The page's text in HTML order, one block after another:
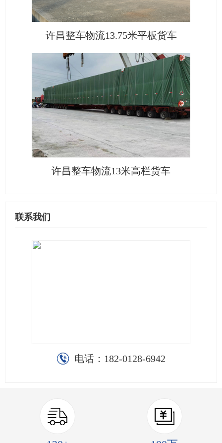
许昌整车物流13.75米平板货车
许昌整车物流13米高栏货车
联系我们
电话： 182-0128-6942